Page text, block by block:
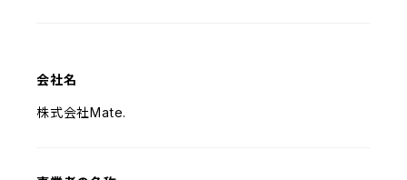
会社名
株式会社Mate.